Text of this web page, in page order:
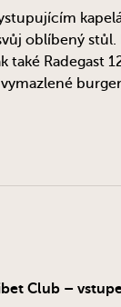
oblíbený
Radegast
Club –